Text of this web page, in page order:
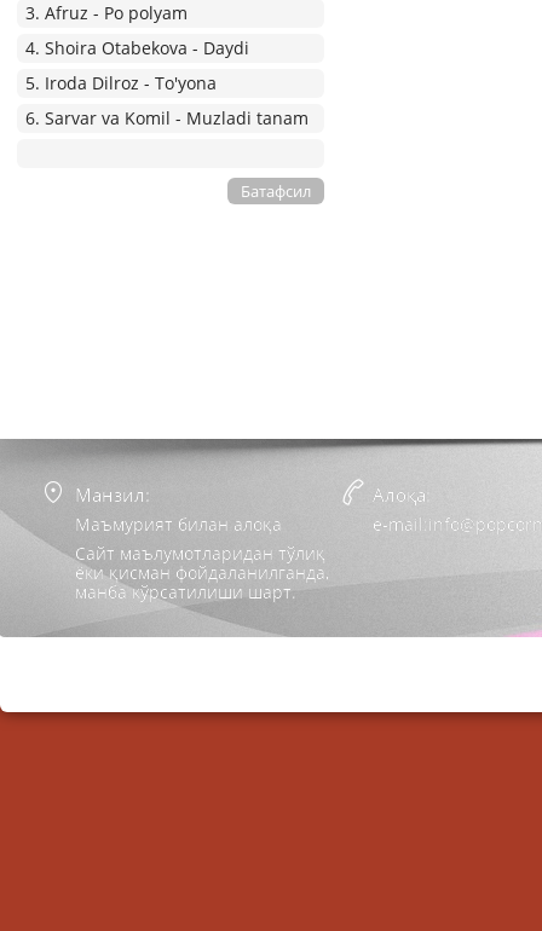
3. Afruz - Po polyam
4. Shoira Otabekova - Daydi
5. Iroda Dilroz - To'yona
6. Sarvar va Komil - Muzladi tanam
Батафсил
Манзил:
Маъмурият билан алоқа
Сайт маълумотларидан тўлиқ
ёки қисман фойдаланилганда,
манба кўрсатилиши шарт.
Алоқа:
e-